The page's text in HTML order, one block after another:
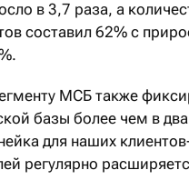
в 3,7 раза, а
составил 62% с
МСБ также
базы более чем в
для наших
регулярно